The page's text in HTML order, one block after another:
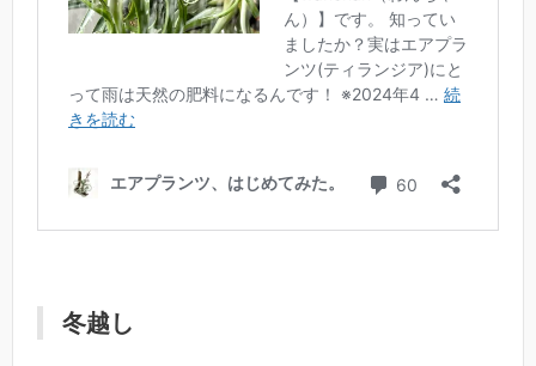
冬越し